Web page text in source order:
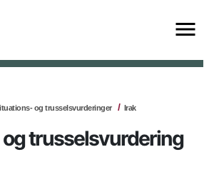
og trusselsvurderinger Irak
trusselsvurdering